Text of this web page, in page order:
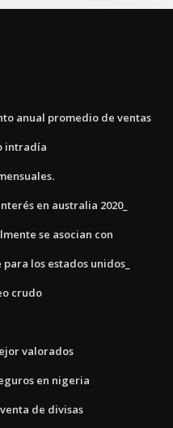
anual promedio de ventas
intradía
en australia 2020_
se asocian con
los estados unidos_
crudo
valorados
en nigeria
de divisas